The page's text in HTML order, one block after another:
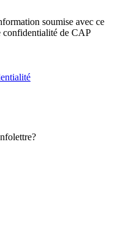
soumise avec ce
confidentialité de CAP